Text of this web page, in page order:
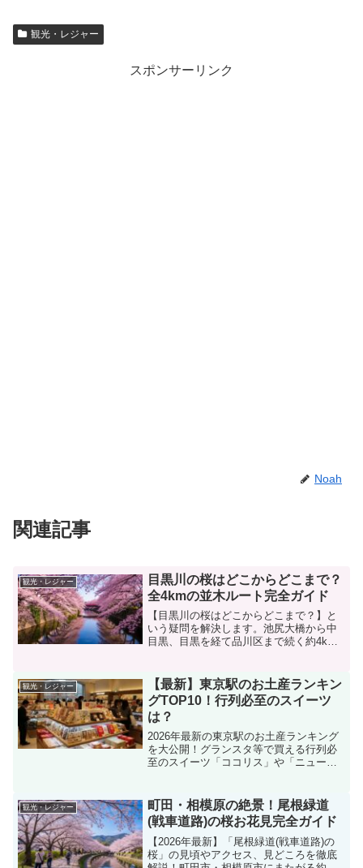
観光・レジャー
スポンサーリンク
Noah
関連記事
観光・レジャー
目黒川の桜はどこからどこまで？
全4kmの並木ルート完全ガイド
【目黒川の桜はどこからどこまで？】と
いう疑問を解決します。池尻大橋から中
目黒、目黒を経て品川区まで続く約4km
間、最寄り駅情報を網羅。スターバック
スや雅叙園など立ち寄りスポットも紹介
し、あなたのお花見をサポートします。
観光・レジャー
【最新】東京駅のお土産ランキン
グTOP10！行列必至のスイーツ
は？
2026年最新の東京駅のお土産ランキング
を大公開！グランスタ等で買える行列必
至のスイーツ「ココリス」や「ニューヨ
まき菓子まで幅広く網羅。改札内で効率
よく買うコツや甘くないおつまみ系も紹
介。東京駅での買い物に迷った方は必見
です！
観光・レジャー
町田・相模原の絶景！尾根緑道
(戦車道路)の桜お花見完全ガイド
【2026年最新】「尾根緑道(戦車道路)の
桜」の見頃やアクセス、見どころを徹底